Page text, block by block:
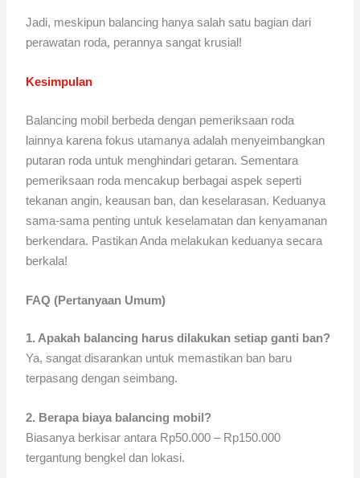
Jadi, meskipun balancing hanya salah satu bagian dari
perawatan roda, perannya sangat krusial!
Kesimpulan
Balancing mobil berbeda dengan pemeriksaan roda
lainnya karena fokus utamanya adalah menyeimbangkan
putaran roda untuk menghindari getaran. Sementara
pemeriksaan roda mencakup berbagai aspek seperti
tekanan angin, keausan ban, dan keselarasan. Keduanya
sama-sama penting untuk keselamatan dan kenyamanan
berkendara. Pastikan Anda melakukan keduanya secara
berkala!
FAQ (Pertanyaan Umum)
1. Apakah balancing harus dilakukan setiap ganti ban?
Ya, sangat disarankan untuk memastikan ban baru
terpasang dengan seimbang.
2. Berapa biaya balancing mobil?
Biasanya berkisar antara Rp50.000 – Rp150.000
tergantung bengkel dan lokasi.